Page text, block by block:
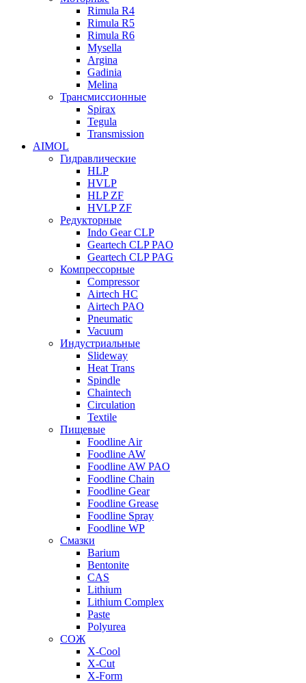
Rimula R4
Rimula R5
Rimula R6
Mysella
Argina
Gadinia
Melina
Трансмиссионные
Spirax
Tegula
Transmission
AIMOL
Гидравлические
HLP
HVLP
HLP ZF
HVLP ZF
Редукторные
Indo Gear CLP
Geartech CLP PAO
Geartech CLP PAG
Компрессорные
Compressor
Airtech HC
Airtech PAO
Pneumatic
Vacuum
Индустриальные
Slideway
Heat Trans
Spindle
Chaintech
Circulation
Textile
Пищевые
Foodline Air
Foodline AW
Foodline AW PAO
Foodline Chain
Foodline Gear
Foodline Grease
Foodline Spray
Foodline WP
Смазки
Barium
Bentonite
CAS
Lithium
Lithium Complex
Paste
Polyurea
СОЖ
X-Cool
X-Cut
X-Form